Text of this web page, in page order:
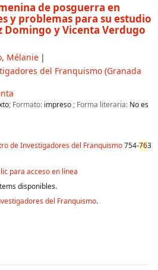
de posguerra en
y problemas para su estudio
Domingo y Vicenta Verdugo
Mélanie
del Franquismo(Granada
; Formato: impreso ; Forma literaria: No es
de Investigadores del Franquismo754-763
para acceso en línea
disponibles.
del Franquismo.